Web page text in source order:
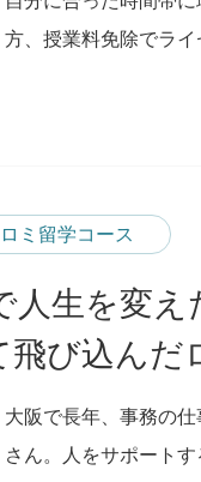
方、授業料免除でラ
ミ留学コース
人生を変え
び込んだ
大阪で長年、事務の
さん。人をサポート